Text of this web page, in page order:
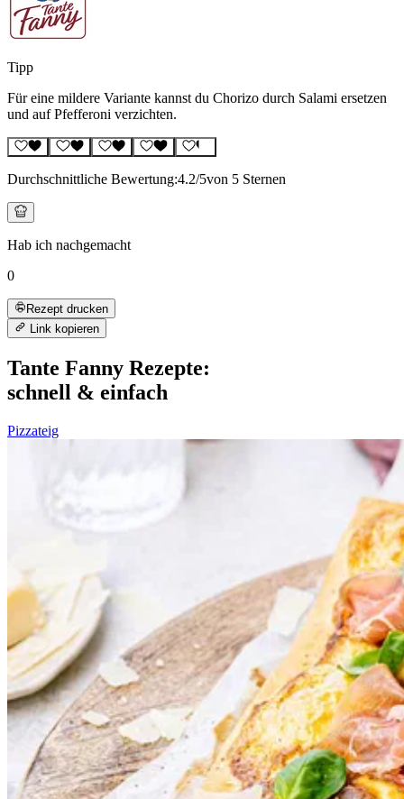
Tipp
Für eine mildere Variante kannst du Chorizo durch Salami ersetzen
und auf Pfefferoni verzichten.
Durchschnittliche Bewertung:4.2/5von 5 Sternen
Hab ich nachgemacht
0
Rezept drucken
Link kopieren
Tante Fanny Rezepte:
schnell & einfach
Pizzateig